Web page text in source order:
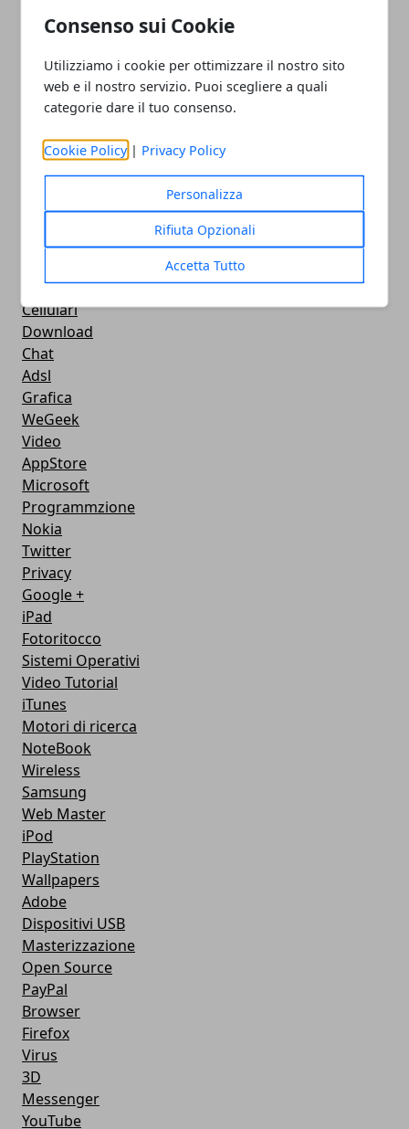
Consenso sui Cookie
Utilizziamo i cookie per ottimizzare il nostro sito
web e il nostro servizio. Puoi scegliere a quali
categorie dare il tuo consenso.
Cookie Policy | Privacy Policy
Personalizza
Rifiuta Opzionali
Accetta Tutto
CMS
iPhone
Apple
Videogames
Streaming
Android
Musica
Google Maps
Hardware
Cellulari
Download
Chat
Adsl
Grafica
WeGeek
Video
AppStore
Microsoft
Programmzione
Nokia
Twitter
Privacy
Google +
iPad
Fotoritocco
Sistemi Operativi
Video Tutorial
iTunes
Motori di ricerca
NoteBook
Wireless
Samsung
Web Master
iPod
PlayStation
Wallpapers
Adobe
Dispositivi USB
Masterizzazione
Open Source
PayPal
Browser
Firefox
Virus
3D
Messenger
YouTube